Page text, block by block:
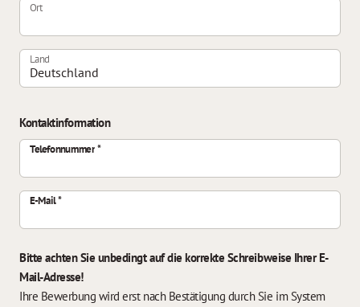
Ort
Land
Kontaktinformation
Telefonnummer
E-Mail
Bitte achten Sie unbedingt auf die korrekte Schreibweise Ihrer E-
Mail-Adresse!
Ihre Bewerbung wird erst nach Bestätigung durch Sie im System